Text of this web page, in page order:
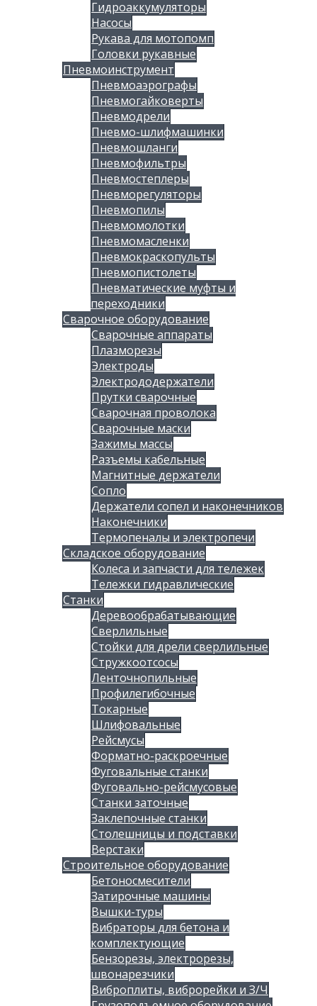
Гидроаккумуляторы
Насосы
Рукава для мотопомп
Головки рукавные
Пневмоинструмент
Пневмоаэрографы
Пневмогайковерты
Пневмодрели
Пневмо-шлифмашинки
Пневмошланги
Пневмофильтры
Пневмостеплеры
Пневморегуляторы
Пневмопилы
Пневмомолотки
Пневмомасленки
Пневмокраскопульты
Пневмопистолеты
Пневматические муфты и
переходники
Сварочное оборудование
Сварочные аппараты
Плазморезы
Электроды
Электрододержатели
Прутки сварочные
Сварочная проволока
Сварочные маски
Зажимы массы
Разъемы кабельные
Магнитные держатели
Сопло
Держатели сопел и наконечников
Наконечники
Термопеналы и электропечи
Складское оборудование
Колеса и запчасти для тележек
Тележки гидравлические
Станки
Деревообрабатывающие
Сверлильные
Стойки для дрели сверлильные
Стружкоотсосы
Ленточнопильные
Профилегибочные
Токарные
Шлифовальные
Рейсмусы
Форматно-раскроечные
Фуговальные станки
Фуговально-рейсмусовые
Станки заточные
Заклепочные станки
Столешницы и подставки
Верстаки
Строительное оборудование
Бетоносмесители
Затирочные машины
Вышки-туры
Вибраторы для бетона и
комплектующие
Бензорезы, электрорезы,
швонарезчики
Виброплиты, виброрейки и З/Ч